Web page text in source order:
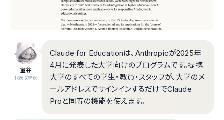
室谷
代表取締役
Claude for Educationは、Anthropicが2025年
4月に発表した大学向けのプログラムです。提携
大学のすべての学生・教員・スタッフが、大学のメ
ールアドレスでサインインするだけでClaude
Proと同等の機能を使えます。